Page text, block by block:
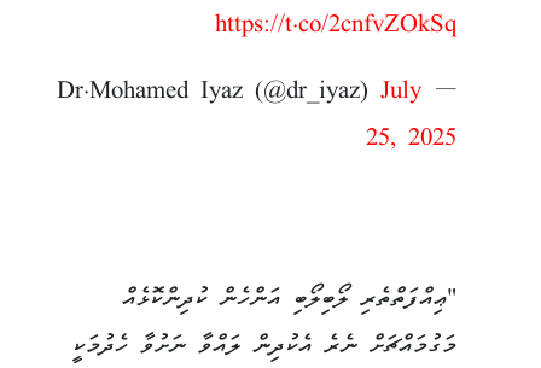
https://t.co/2cnfvZOkSq
— Dr.Mohamed Iyaz (@dr_iyaz)
July
25, 2025
"ޢިއްފަތްތެރި ލޯބިލޯބި އަންހެން ކުދިންކޮޅެއް
މަގުމައްޗަށް ނެރެ އެކުދިން ލައްވާ ނަށުވާ ހެދުމަކީ